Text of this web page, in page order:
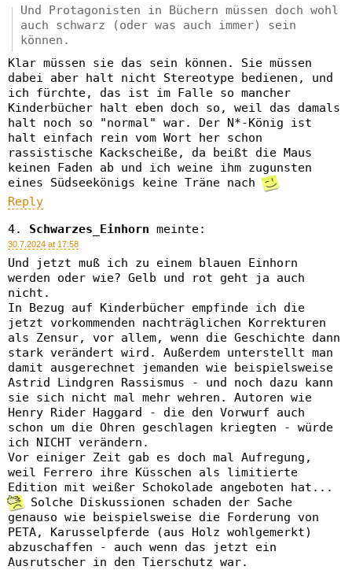
Und Protagonisten in Büchern müssen doch wohl
auch schwarz (oder was auch immer) sein
können.
Klar müssen sie das sein können. Sie müssen
dabei aber halt nicht Stereotype bedienen, und
ich fürchte, das ist im Falle so mancher
Kinderbücher halt eben doch so, weil das damals
halt noch so "normal" war. Der N*-König ist
halt einfach rein vom Wort her schon
rassistische Kackscheiße, da beißt die Maus
keinen Faden ab und ich weine ihm zugunsten
eines Südseekönigs keine Träne nach
Reply
Schwarzes_Einhorn meinte:
30.7.2024 at 17:58
Und jetzt muß ich zu einem blauen Einhorn
werden oder wie? Gelb und rot geht ja auch
nicht.
In Bezug auf Kinderbücher empfinde ich die
jetzt vorkommenden nachträglichen Korrekturen
als Zensur, vor allem, wenn die Geschichte dann
stark verändert wird. Außerdem unterstellt man
damit ausgerechnet jemanden wie beispielsweise
Astrid Lindgren Rassismus - und noch dazu kann
sie sich nicht mal mehr wehren. Autoren wie
Henry Rider Haggard - die den Vorwurf auch
schon um die Ohren geschlagen kriegten - würde
ich NICHT verändern.
Vor einiger Zeit gab es doch mal Aufregung,
weil Ferrero ihre Küsschen als limitierte
Edition mit weißer Schokolade angeboten hat...
Solche Diskussionen schaden der Sache
genauso wie beispielsweise die Forderung von
PETA, Karusselpferde (aus Holz wohlgemerkt)
abzuschaffen - auch wenn das jetzt ein
Ausrutscher in den Tierschutz war.